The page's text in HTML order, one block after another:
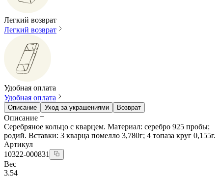
Легкий возврат
Легкий возврат
Удобная оплата
Удобная оплата
Описание Уход за украшениями Возврат
Описание
Серебряное кольцо с кварцем. Материал: серебро 925 пробы;
родий. Вставки: 3 кварца помелло 3,780г; 4 топаза круг 0,155г.
Артикул
10322-000831
Вес
3.54